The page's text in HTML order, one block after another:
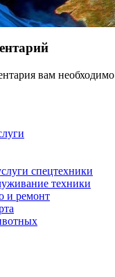
вам необходимо
спецтехники
техники
и ремонт